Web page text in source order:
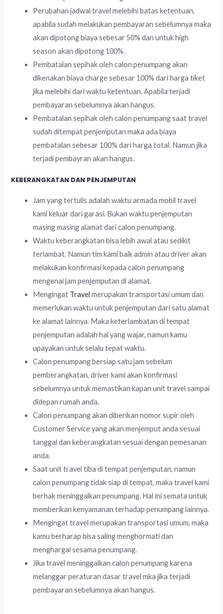
Perubahan jadwal travel melebihi batas ketentuan,
apabila sudah melakukan pembayaran sebelumnya maka
akan dipotong biaya sebesar 50% dan untuk high
season akan dipotong 100%.
Pembatalan sepihak oleh calon penumpang akan
dikenakan biaya charge sebesar 100% dari harga tiket
jika melebihi dari waktu ketentuan. Apabila terjadi
pembayaran sebelumnya akan hangus.
Pembatalan sepihak oleh calon penumpang saat travel
sudah ditempat penjemputan maka ada biaya
pembatalan sebesar 100% dari harga total. Namun jika
terjadi pembayran akan hangus.
KEBERANGKATAN DAN PENJEMPUTAN
Jam yang tertulis adalah waktu armada mobil travel
kami keluar dari garasi. Bukan waktu penjemputan
masing masing alamat dari calon penumpang.
Waktu keberangkatan bisa lebih awal atau sedikit
terlambat. Namun tim kami baik admin atau driver akan
melakukan konfirmasi kepada calon penumpang
mengenai jam penjemputan di alamat.
Mengingat Travel merupakan transportasi umum dan
memerlukan waktu untuk penjemputan dari satu alamat
ke alamat lainnya. Maka keterlambatan di tempat
penjemputan adalah hal yang wajar, namun kamu
upayakan untuk selalu tepat waktu.
Calon penumpang bersiap satu jam sebelum
pemberangkatan, driver kami akan konfirmasi
sebelumnya untuk memastikan kapan unit travel sampai
didepan rumah anda.
Calon penumpang akan diberikan nomor supir oleh
Customer Service yang akan menjemput anda sesuai
tanggal dan keberangkatan sesuai dengan pemesanan
anda.
Saat unit travel tiba di tempat penjemputan, namun
calon penumpang tidak siap di tempat, maka travel kami
berhak meninggalkan penumpang. Hal ini semata untuk
memberikan kenyamanan terhadap penumpang lainnya.
Mengingat travel merupakan transportasi umum, maka
kamu berharap bisa saling menghormati dan
menghargai sesama penumpang.
Jika travel meninggalkan calon penumpang karena
melanggar peraturan dasar travel mka jika terjadi
pembayaran sebelumnya akan hangus.